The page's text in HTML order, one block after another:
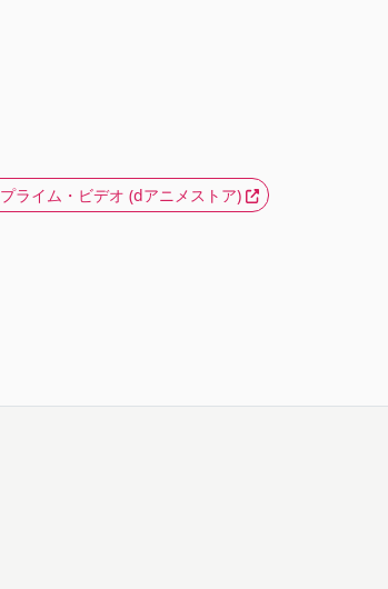
ライム・ビデオ (dアニメストア)